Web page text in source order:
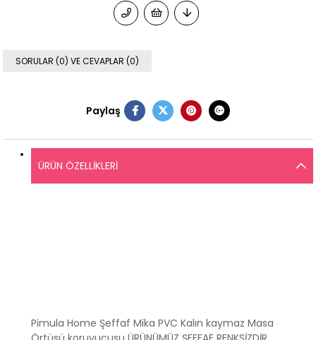
SORULAR (0) VE CEVAPLAR (0)
Paylaş
ÜRÜN ÖZELLIKLERI
Pimula Home Şeffaf Mika PVC Kalın kaymaz Masa